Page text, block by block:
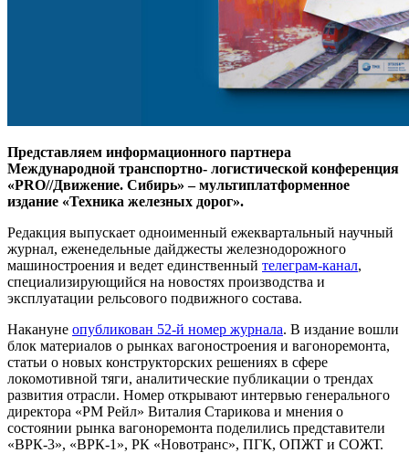
Представляем информационного партнера
Международной транспортно- логистической конференция
«PRO//Движение. Сибирь» – мультиплатформенное
издание «Техника железных дорог».
Редакция выпускает одноименный ежеквартальный научный
журнал, еженедельные дайджесты железнодорожного
машиностроения и ведет единственный телеграм-канал,
специализирующийся на новостях производства и
эксплуатации рельсового подвижного состава.
Накануне опубликован 52-й номер журнала. В издание вошли
блок материалов о рынках вагоностроения и вагоноремонта,
статьи о новых конструкторских решениях в сфере
локомотивной тяги, аналитические публикации о трендах
развития отрасли. Номер открывают интервью генерального
директора «РМ Рейл» Виталия Старикова и мнения о
состоянии рынка вагоноремонта поделились представители
«ВРК-3», «ВРК-1», РК «Новотранс», ПГК, ОПЖТ и СОЖТ.